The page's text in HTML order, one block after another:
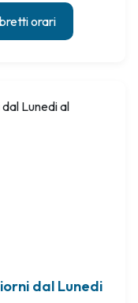
orari
dal Lunedi